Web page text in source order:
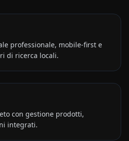
professionale, mobile-first e
di ricerca locali.
con gestione prodotti,
integrati.